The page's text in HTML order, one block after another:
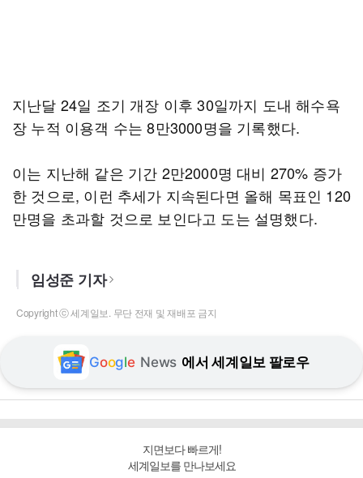
지난달 24일 조기 개장 이후 30일까지 도내 해수욕
장 누적 이용객 수는 8만3000명을 기록했다.
이는 지난해 같은 기간 2만2000명 대비 270% 증가
한 것으로, 이런 추세가 지속된다면 올해 목표인 120
만명을 초과할 것으로 보인다고 도는 설명했다.
임성준 기자
Copyright ⓒ 세계일보. 무단 전재 및 재배포 금지
Google News 에서 세계일보 팔로우
지면보다 빠르게!
세계일보를 만나보세요